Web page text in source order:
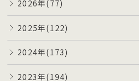
2026年(77)
2025年(122)
2024年(173)
2023年(194)